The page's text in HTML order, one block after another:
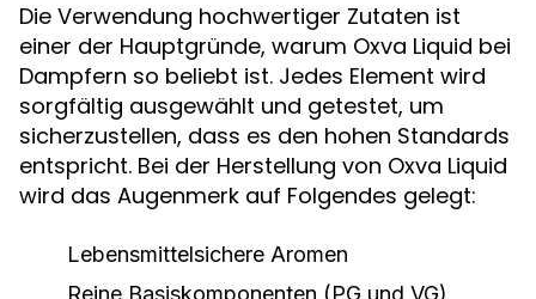
Die Verwendung hochwertiger Zutaten ist
einer der Hauptgründe, warum Oxva Liquid bei
Dampfern so beliebt ist. Jedes Element wird
sorgfältig ausgewählt und getestet, um
sicherzustellen, dass es den hohen Standards
entspricht. Bei der Herstellung von Oxva Liquid
wird das Augenmerk auf Folgendes gelegt:
Lebensmittelsichere Aromen
Reine Basiskomponenten (PG und VG)